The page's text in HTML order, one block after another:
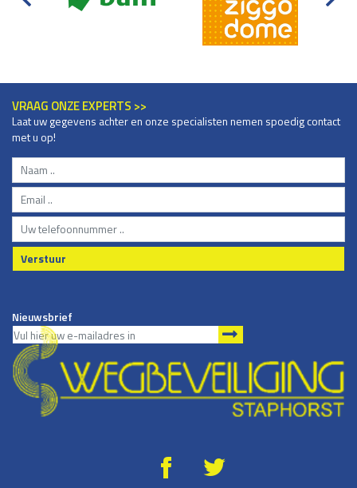
VRAAG ONZE EXPERTS >>
Laat uw gegevens achter en onze specialisten nemen spoedig contact
met u op!
Verstuur
Nieuwsbrief
g *